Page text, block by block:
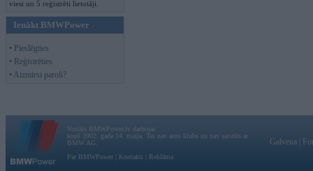
viesi un 5 reģistrēti lietotāji.
Ienākt BMWPower
• Pieslēgties
• Reģistrēties
• Aizmirsi paroli?
Vortāls BMWPower.lv darbojas
kopš 2002. gada 14. maija. Tas nav auto klubs un nav saistīts ar
BMW AG.
Par BMWPower
Kontakti Reklāma
Galvena